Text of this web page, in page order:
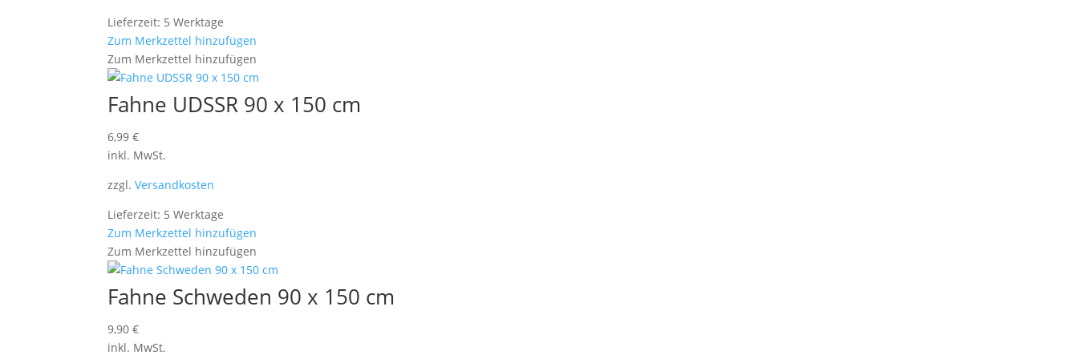
Lieferzeit: 5 Werktage
Zum Merkzettel hinzufügen
Zum Merkzettel hinzufügen
Fahne UDSSR 90 x 150 cm
6,99€
inkl. MwSt.
zzgl.Versandkosten
Lieferzeit: 5 Werktage
Zum Merkzettel hinzufügen
Zum Merkzettel hinzufügen
Fahne Schweden 90 x 150 cm
9,90€
inkl. MwSt.